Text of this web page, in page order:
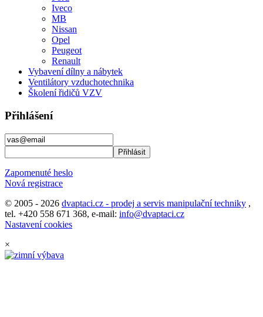
Iveco
MB
Nissan
Opel
Peugeot
Renault
Vybavení dílny a nábytek
Ventilátory vzduchotechnika
Školení řidičů VZV
Přihlášení
Zapomenuté heslo
Nová registrace
© 2005 - 2026 dvaptaci.cz - prodej a servis manipulační techniky ,
tel. +420 558 671 368, e-mail: info@dvaptaci.cz
Nastavení cookies
×